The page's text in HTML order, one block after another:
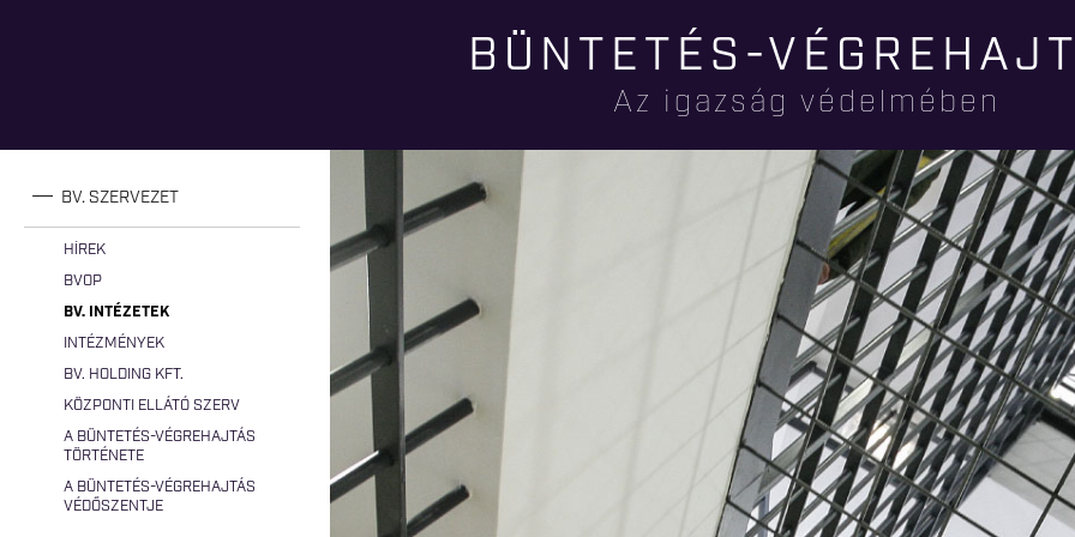
tartalomra
BÜNTETÉS-
Az igazság védelmében
BV. SZERVEZET
HÍREK
BVOP
BV. INTÉZETEK
INTÉZMÉNYEK
BV. HOLDING KFT.
KÖZPONTI ELLÁTÓ SZERV
A BÜNTETÉS-VÉGREHAJTÁS
TÖRTÉNETE
A BÜNTETÉS-VÉGREHAJTÁS
VÉDŐSZENTJE